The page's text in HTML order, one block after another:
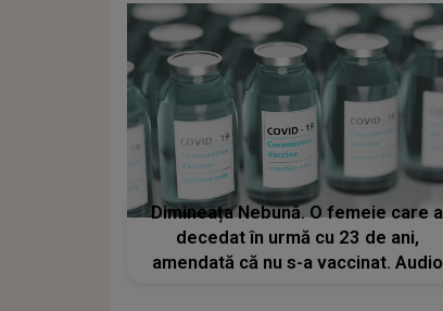
Dimineața Nebună. O femeie care a
decedat în urmă cu 23 de ani,
amendată că nu s-a vaccinat. Audio